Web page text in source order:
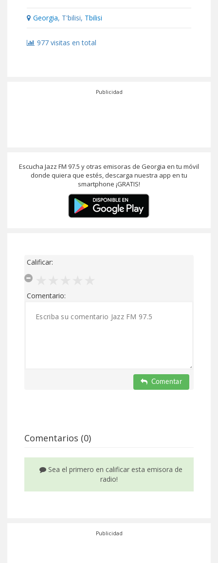
Georgia, T'bilisi, Tbilisi
977 visitas en total
Publicidad
Escucha Jazz FM 97.5 y otras emisoras de Georgia en tu móvil
donde quiera que estés, descarga nuestra app en tu
smartphone ¡GRATIS!
Calificar:
Comentario:
Comentar
Comentarios (0)
Sea el primero en calificar esta emisora de
radio!
Publicidad